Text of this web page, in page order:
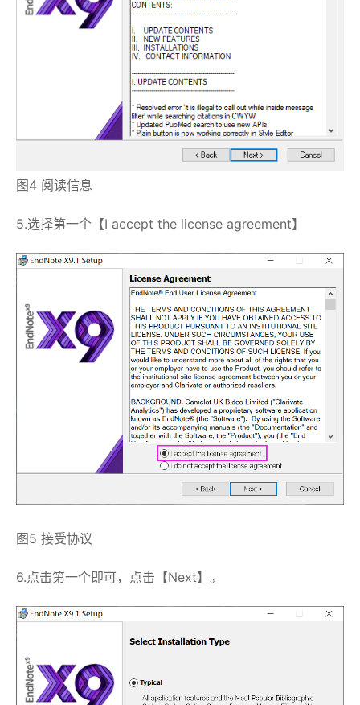
图4 阅读信息
5.选择第一个【I accept the license agreement】
图5 接受协议
6.点击第一个即可，点击【Next】。